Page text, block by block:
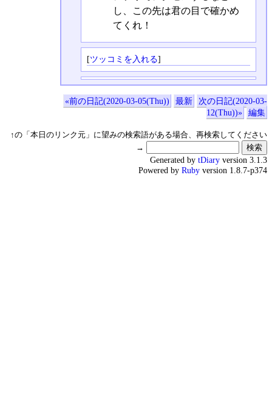
し、この先は君の目で確かめ
てくれ！
[ツッコミを入れる]
«前の日記(2020-03-05(Thu)) 最新
次の日記(2020-03-
12(Thu))»
編集
↑の「本日のリンク元」に望みの検索語がある場合、再検索してください
→
Generated by tDiary version 3.1.3
Powered by Ruby version 1.8.7-p374